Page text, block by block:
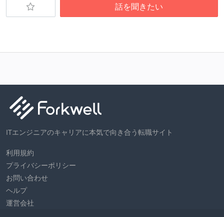
話を聞きたい
ITエンジニアのキャリアに本気で向き合う転職サイト
利用規約
プライバシーポリシー
お問い合わせ
ヘルプ
運営会社